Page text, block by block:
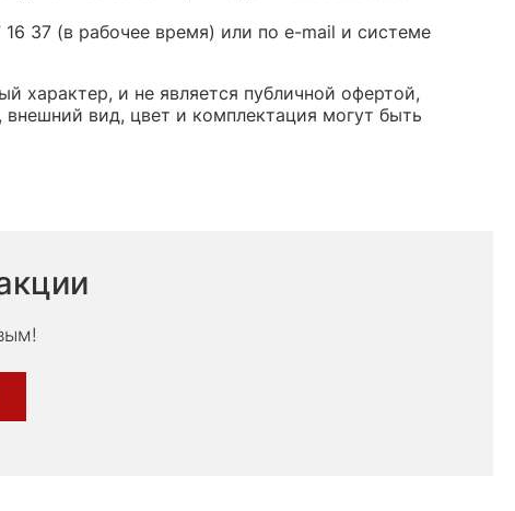
37 (в рабочее время) или по e-mail и системе
характер, и не является публичной офертой,
вид, цвет и комплектация могут быть